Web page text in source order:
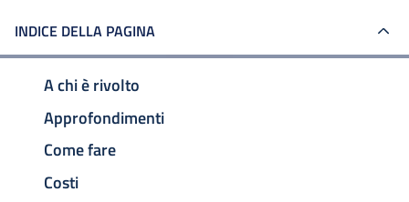
INDICE DELLA PAGINA
A chi è rivolto
Approfondimenti
Come fare
Costi